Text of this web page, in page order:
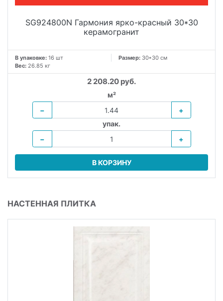
SG924800N Гармония ярко-красный 30*30
керамогранит
В упаковке: 16 шт Размер: 30*30 см
Вес: 26.85 кг
2 208.20 руб.
м²
−
+
упак.
−
+
В КОРЗИНУ
НАСТЕННАЯ ПЛИТКА